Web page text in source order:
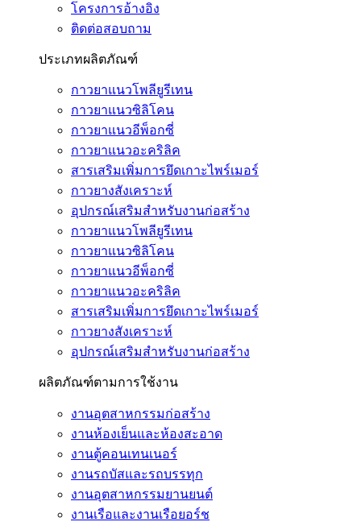
โครงการอ้างอิง
ติดต่อสอบถาม
ประเภทผลิตภัณฑ์
กาวยาแนวโพลียูรีเทน
กาวยาแนวซิลิโคน
กาวยาแนวอีพ็อกซี่
กาวยาแนวอะคริลิค
สารเสริมเพิ่มการยึดเกาะไพร์เมอร์
กาวยางสังเคราะห์
อุปกรณ์เสริมสำหรับงานก่อสร้าง
กาวยาแนวโพลียูรีเทน
กาวยาแนวซิลิโคน
กาวยาแนวอีพ็อกซี่
กาวยาแนวอะคริลิค
สารเสริมเพิ่มการยึดเกาะไพร์เมอร์
กาวยางสังเคราะห์
อุปกรณ์เสริมสำหรับงานก่อสร้าง
ผลิตภัณฑ์ตามการใช้งาน
งานอุตสาหกรรมก่อสร้าง
งานห้องเย็นและห้องสะอาด
งานตู้คอนเทนเนอร์
งานรถบัสและรถบรรทุก
งานอุตสาหกรรมยานยนต์
งานเรือและงานเรือยอร์ช